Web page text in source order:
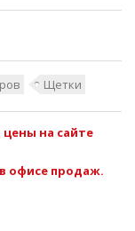
Щетки
цены на сайте
офисе продаж.